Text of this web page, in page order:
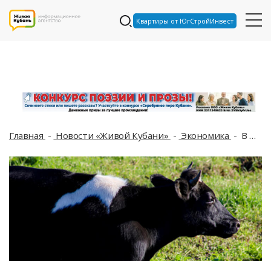
Квартиры от ЮгСтройИнвест
Главная Новости «Живой Кубани» Экономика В Краснодарском крае стали производить больше молока